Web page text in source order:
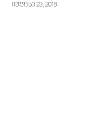
ივლისი 23, 2018